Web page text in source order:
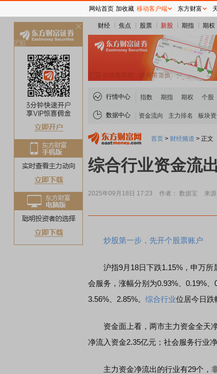
财经 焦点 股票 新股 期指 期权
行情中心 指数 期指 期权 个股
数据中心 资金流向 主力排名 板块
首页 > 财经频道 > 正文
综合行业资金流
2025年09月18日 17:23 作者： 数据宝 来
炒股第一步，先开个股票账户
沪指9月18日下跌1.15%，申万所
会服务，涨幅分别为0.93%、0.19%
3.56%、2.85%。 综合行业位居今日跌
资金面上看，两市主力资金全天净
净流入资金2.35亿元；社会服务行业
主力资金净流出的行业有29个，非
网站首页 加收藏 移动客户端 东方财富
关